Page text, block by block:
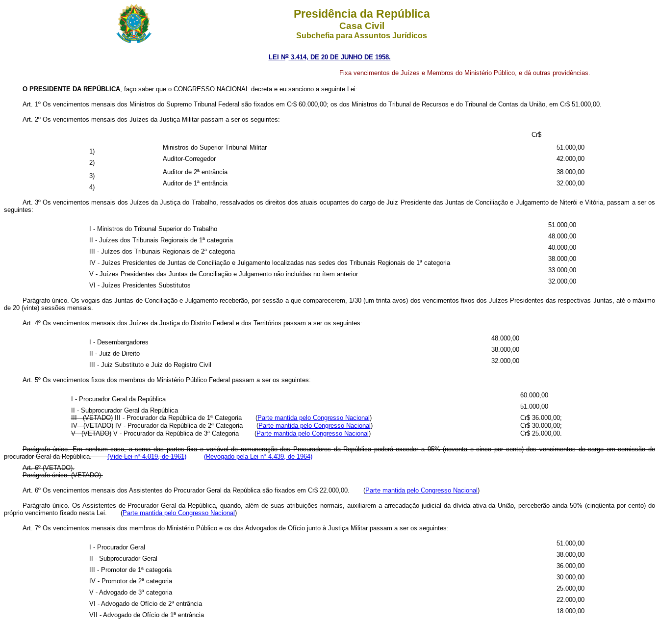
Presidência da República
Casa Civil
Subchefia para Assuntos Jurídicos
LEI No3.414, DE 20 DE JUNHO DE 1958.
Fixa vencimentos de Juízes e Membros do Ministério Público, e dá outras providências.
O PRESIDENTE DA REPÚBLICA, faço saber que o CONGRESSO NACIONAL decreta e eu sanciono a seguinte Lei:
Art. 1º Os vencimentos mensais dos Ministros do Supremo Tribunal Federal são fixados em Cr$ 60.000,00; os dos Ministros do Tribunal de Recursos e do Tribunal de Contas da União, em Cr$ 51.000,00.
Art. 2º Os vencimentos mensais dos Juízes da Justiça Militar passam a ser os seguintes:
Cr$
1)
Ministros do Superior Tribunal Militar 51.000,00
2)
Auditor-Corregedor 42.000,00
3)
Auditor de 2ª entrância 38.000,00
4)
Auditor de 1ª entrância 32.000,00
Art. 3º Os vencimentos mensais dos Juízes da Justiça do Trabalho, ressalvados os direitos dos atuais ocupantes do cargo de Juiz Presidente das Juntas de Conciliação e Julgamento de Niterói e Vitória, passam a ser os
seguintes:
I - Ministros do Tribunal Superior do Trabalho
51.000,00
II - Juízes dos Tribunais Regionais de 1ª categoria
48.000,00
III - Juízes dos Tribunais Regionais de 2ª categoria
40.000,00
IV - Juízes Presidentes de Juntas de Conciliação e Julgamento localizadas nas sedes dos Tribunais Regionais de 1ª categoria
38.000,00
V - Juízes Presidentes das Juntas de Conciliação e Julgamento não incluídas no ítem anterior
33.000,00
VI - Juízes Presidentes Substitutos
32.000,00
Parágrafo único. Os vogais das Juntas de Conciliação e Julgamento receberão, por sessão a que comparecerem, 1/30 (um trinta avos) dos vencimentos fixos dos Juízes Presidentes das respectivas Juntas, até o máximo
de 20 (vinte) sessões mensais.
Art. 4º Os vencimentos mensais dos Juízes da Justiça do Distrito Federal e dos Territórios passam a ser os seguintes:
I - Desembargadores
48.000,00
II - Juiz de Direito
38.000,00
III - Juiz Substituto e Juiz do Registro Civil
32.000,00
Art. 5º Os vencimentos fixos dos membros do Ministério Público Federal passam a ser os seguintes:
I - Procurador Geral da República
60.000,00
II - Subprocurador Geral da República
51.000,00
III - (VETADO)III - Procurador da República de 1ª Categoria (Parte mantida pelo Congresso Nacional)
Cr$ 36.000,00;
IV - (VETADO)IV - Procurador da República de 2ª Categoria (Parte mantida pelo Congresso Nacional)
Cr$ 30.000,00;
V - (VETADO)V - Procurador da República de 3ª Categoria (Parte mantida pelo Congresso Nacional) Cr$ 25.000,00.
Parágrafo único. Em nenhum caso, a soma das partes fixa e variável de remuneração dos Procuradores da República poderá exceder a 95% (noventa e cinco por cento) dos vencimentos do cargo em comissão de
procurador Geral da República.(Vide Lei nº 4.019, de 1961)
(Revogado pela Lei nº 4.439, de 1964)
Art. 6º (VETADO).
Parágrafo único. (VETADO).
Art. 6º Os vencimentos mensais dos Assistentes do Procurador Geral da República são fixados em Cr$ 22.000,00. (Parte mantida pelo Congresso Nacional)
Parágrafo único. Os Assistentes de Procurador Geral da República, quando, além de suas atribuições normais, auxiliarem a arrecadação judicial da dívida ativa da União, perceberão ainda 50% (cinqüenta por cento) do
próprio vencimento fixado nesta Lei. (Parte mantida pelo Congresso Nacional)
Art. 7º Os vencimentos mensais dos membros do Ministério Público e os dos Advogados de Ofício junto à Justiça Militar passam a ser os seguintes:
I - Procurador Geral
51.000,00
II - Subprocurador Geral
38.000,00
III - Promotor de 1ª categoria
36.000,00
IV - Promotor de 2ª categoria
30.000,00
V - Advogado de 3ª categoria
25.000,00
VI - Advogado de Ofício de 2ª entrância
22.000,00
VII - Advogado de Ofício de 1ª entrância
18.000,00